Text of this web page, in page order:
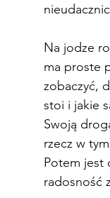
Na jodze
ma proste
zobaczyć,
stoi i jakie
Swoją
rzecz w
Potem jest
radosność